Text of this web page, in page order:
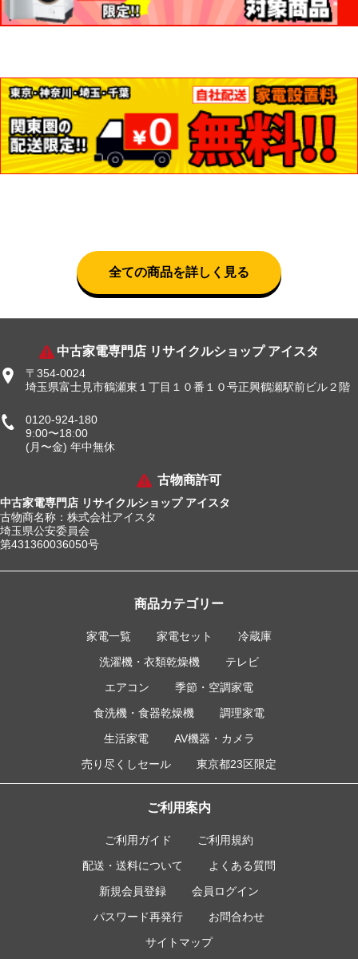
全ての商品を詳しく見る
中古家電専門店 リサイクルショップ アイスタ
〒354-0024
埼玉県富士見市鶴瀬東１丁目１０番１０号正興鶴瀬駅前ビル２階
0120-924-180
9:00〜18:00
(月〜金) 年中無休
古物商許可
中古家電専門店 リサイクルショップ アイスタ
古物商名称：株式会社アイスタ
埼玉県公安委員会
第431360036050号
商品カテゴリー
家電一覧 家電セット
冷蔵庫
洗濯機・衣類乾燥機
テレビ
エアコン
季節・空調家電
食洗機・食器乾燥機
調理家電
生活家電
AV機器・カメラ
売り尽くしセール
東京都23区限定
ご利用案内
ご利用ガイド
ご利用規約
配送・送料について
よくある質問
新規会員登録
会員ログイン
パスワード再発行
お問合わせ
サイトマップ